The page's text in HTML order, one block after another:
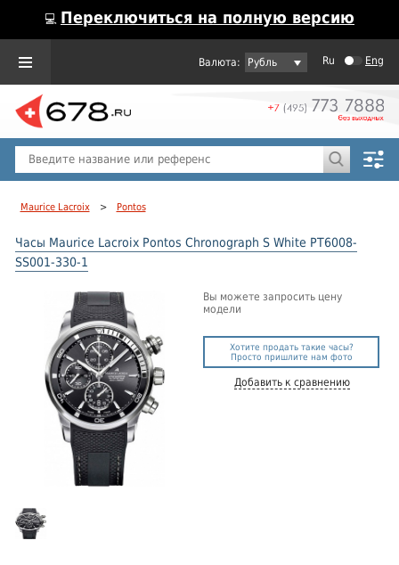
💻 Переключиться на полную версию
Рубль Ru Eng
Maurice Lacroix > Pontos
Часы Maurice Lacroix Pontos Chronograph S White PT6008-
SS001-330-1
Вы можете запросить цену
модели
Хотите продать такие часы?
Просто пришлите нам фото
Добавить к сравнению